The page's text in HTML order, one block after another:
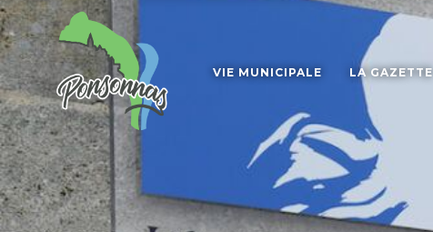
VIE MUNICIPALE LA GAZETTE